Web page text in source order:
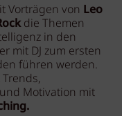
Vorträgen von Leo
die Themen
in den
mit DJ zum ersten
führen werden.
Motivation mit